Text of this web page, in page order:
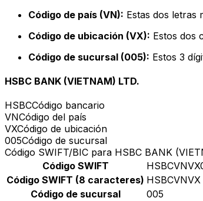
Código de país (VN): Estas dos letras
Código de ubicación (VX): Estos dos
Código de sucursal (005): Estos 3
HSBC BANK (VIETNAM) LTD.
HSBCCódigo bancario
VNCódigo del país
VXCódigo de ubicación
005Código de sucursal
Código SWIFT/BIC para HSBC BANK
Código SWIFT
Código SWIFT (8 caracteres) HSBCVNVX
Código de sucursal
005